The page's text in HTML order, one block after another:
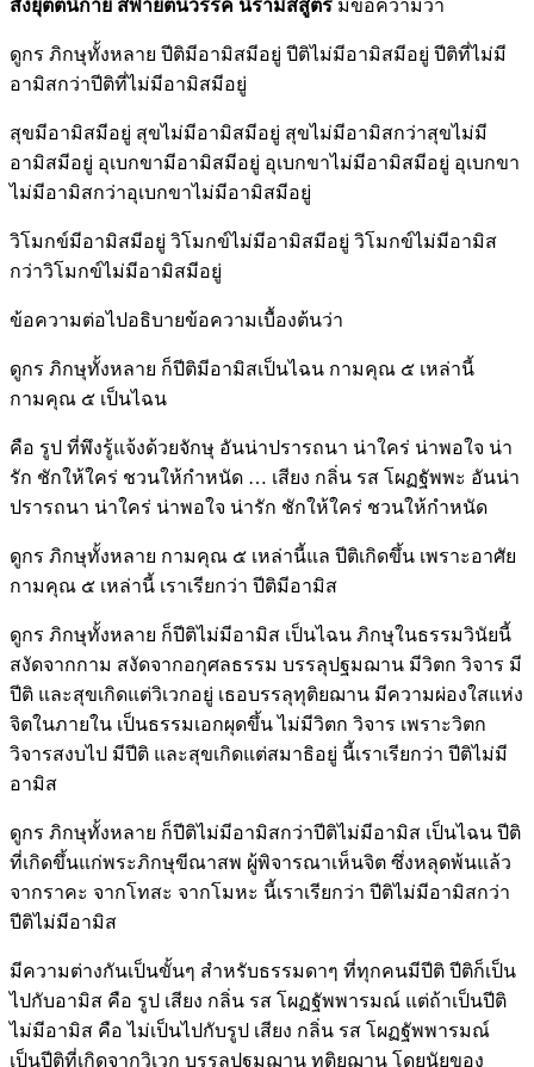
สังยุตตนิกาย สฬายตนวรรค นิรามิสสูตร มีข้อความว่า
ดูกร ภิกษุทั้งหลาย ปีติมีอามิสมีอยู่ ปีติไม่มีอามิสมีอยู่ ปีติที่ไม่มี
อามิสกว่าปีติที่ไม่มีอามิสมีอยู่
สุขมีอามิสมีอยู่ สุขไม่มีอามิสมีอยู่ สุขไม่มีอามิสกว่าสุขไม่มี
อามิสมีอยู่ อุเบกขามีอามิสมีอยู่ อุเบกขาไม่มีอามิสมีอยู่ อุเบกขา
ไม่มีอามิสกว่าอุเบกขาไม่มีอามิสมีอยู่
วิโมกข์มีอามิสมีอยู่ วิโมกข์ไม่มีอามิสมีอยู่ วิโมกข์ไม่มีอามิส
กว่าวิโมกข์ไม่มีอามิสมีอยู่
ข้อความต่อไปอธิบายข้อความเบื้องต้นว่า
ดูกร ภิกษุทั้งหลาย ก็ปีติมีอามิสเป็นไฉน กามคุณ ๕ เหล่านี้
กามคุณ ๕ เป็นไฉน
คือ รูป ที่พึงรู้แจ้งด้วยจักษุ อันน่าปรารถนา น่าใคร่ น่าพอใจ น่า
รัก ชักให้ใคร่ ชวนให้กำหนัด … เสียง กลิ่น รส โผฏฐัพพะ อันน่า
ปรารถนา น่าใคร่ น่าพอใจ น่ารัก ชักให้ใคร่ ชวนให้กำหนัด
ดูกร ภิกษุทั้งหลาย กามคุณ ๕ เหล่านี้แล ปีติเกิดขึ้น เพราะอาศัย
กามคุณ ๕ เหล่านี้ เราเรียกว่า ปีติมีอามิส
ดูกร ภิกษุทั้งหลาย ก็ปีติไม่มีอามิส เป็นไฉน ภิกษุในธรรมวินัยนี้
สงัดจากกาม สงัดจากอกุศลธรรม บรรลุปฐมฌาน มีวิตก วิจาร มี
ปีติ และสุขเกิดแต่วิเวกอยู่ เธอบรรลุทุติยฌาน มีความผ่องใสแห่ง
จิตในภายใน เป็นธรรมเอกผุดขึ้น ไม่มีวิตก วิจาร เพราะวิตก
วิจารสงบไป มีปีติ และสุขเกิดแต่สมาธิอยู่ นี้เราเรียกว่า ปีติไม่มี
อามิส
ดูกร ภิกษุทั้งหลาย ก็ปีติไม่มีอามิสกว่าปีติไม่มีอามิส เป็นไฉน ปีติ
ที่เกิดขึ้นแก่พระภิกษุขีณาสพ ผู้พิจารณาเห็นจิต ซึ่งหลุดพ้นแล้ว
จากราคะ จากโทสะ จากโมหะ นี้เราเรียกว่า ปีติไม่มีอามิสกว่า
ปีติไม่มีอามิส
มีความต่างกันเป็นขั้นๆ สำหรับธรรมดาๆ ที่ทุกคนมีปีติ ปีติก็เป็น
ไปกับอามิส คือ รูป เสียง กลิ่น รส โผฏฐัพพารมณ์ แต่ถ้าเป็นปีติ
ไม่มีอามิส คือ ไม่เป็นไปกับรูป เสียง กลิ่น รส โผฏฐัพพารมณ์
เป็นปีติที่เกิดจากวิเวก บรรลุปฐมฌาน ทุติยฌาน โดยนัยของ